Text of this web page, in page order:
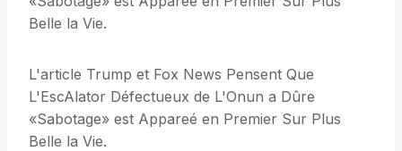
Belle la Vie.
L'article Trump et Fox News Pensent Que
L'EscAlator Défectueux de L'Onun a Dûre
«Sabotage» est Appareé en Premier Sur Plus
Belle la Vie.